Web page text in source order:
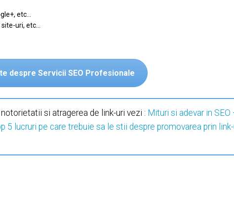
etc…
uri, etc…
despre Servicii SEO Profesionale
si atragerea de link-uri vezi : Mituri si adevar in
5 lucruri pe care trebuie sa le stii despre promovarea prin